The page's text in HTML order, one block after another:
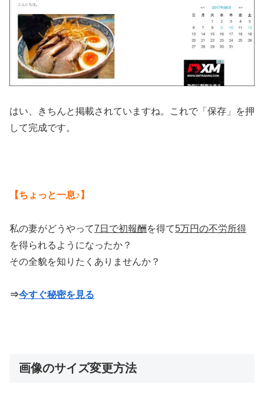
はい、きちんと掲載されていますね。これで「保存」を押
して完成です。
【ちょっと一息♪】
私の妻がどうやって7日で初報酬 を得て5万円の不労所得
を得られるようになったか？
その全貌を知りたくありませんか？
⇒今すぐ秘密を見る
画像のサイズ変更方法